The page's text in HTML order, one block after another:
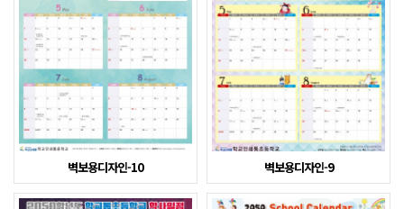
벽보용디자인-10 벽보용디자인-9